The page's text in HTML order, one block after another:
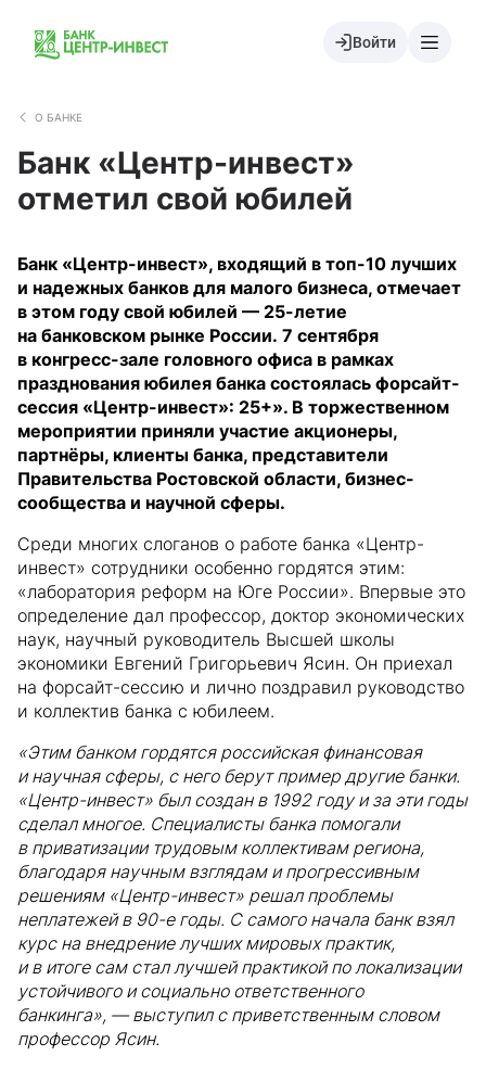
Войти
О БАНКЕ
Банк «Центр-инвест»
отметил свой юбилей
Банк «Центр-инвест», входящий в топ-10 лучших
и надежных банков для малого бизнеса, отмечает
в этом году свой юбилей — 25-летие
на банковском рынке России. 7 сентября
в конгресс-зале головного офиса в рамках
празднования юбилея банка состоялась форсайт-
сессия «Центр-инвест»: 25+». В торжественном
мероприятии приняли участие акционеры,
партнёры, клиенты банка, представители
Правительства Ростовской области, бизнес-
сообщества и научной сферы.
Среди многих слоганов о работе банка «Центр-
инвест» сотрудники особенно гордятся этим:
«лаборатория реформ на Юге России». Впервые это
определение дал профессор, доктор экономических
наук, научный руководитель Высшей школы
экономики Евгений Григорьевич Ясин. Он приехал
на форсайт-сессию и лично поздравил руководство
и коллектив банка с юбилеем.
«Этим банком гордятся российская финансовая
и научная сферы, с него берут пример другие банки.
«Центр-инвест» был создан в 1992 году и за эти годы
сделал многое. Специалисты банка помогали
в приватизации трудовым коллективам региона,
благодаря научным взглядам и прогрессивным
решениям «Центр-инвест» решал проблемы
неплатежей в 90-е годы. С самого начала банк взял
курс на внедрение лучших мировых практик,
и в итоге сам стал лучшей практикой по локализации
устойчивого и социально ответственного
банкинга», — выступил с приветственным словом
профессор Ясин.